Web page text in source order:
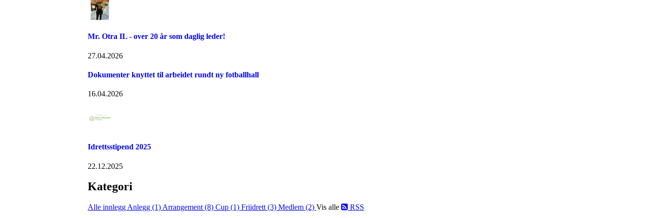
Mr. Otra IL - over 20 år som daglig leder!
27.04.2026
Dokumenter knyttet til arbeidet rundt ny fotballhall
16.04.2026
Idrettsstipend 2025
22.12.2025
Kategori
Alle innlegg Anlegg (1) Arrangement (8) Cup (1) Friidrett (3) Medlem (2) Vis alle RSS